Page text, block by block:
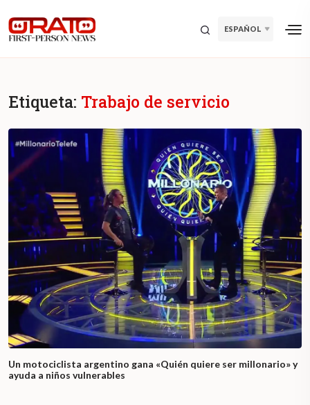
ESPAÑOL
Etiqueta: Trabajo de servicio
Un motociclista argentino gana «Quién quiere ser millonario» y
ayuda a niños vulnerables